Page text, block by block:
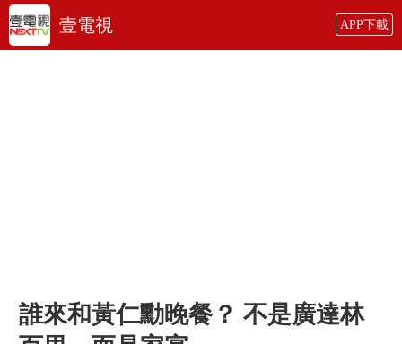
壹電視 APP下載
誰來和黃仁勳晚餐？ 不是廣達林